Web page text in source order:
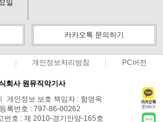
일
카카오톡 문의하기
개인정보처리방침 PC버전
회사 원뮤직악기사
개인정보 보호 책임자 : 함영옥
록번호 : 797-86-00262
번호 : 제 2010-경기안양-165호